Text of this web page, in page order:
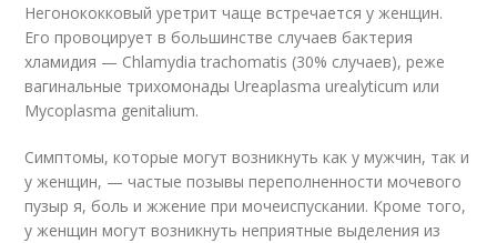
Негонококковый уретрит чаще встречается у женщин.
Его провоцирует в большинстве случаев бактерия
хламидия — Chlamydia trachomatis (30% случаев), реже
вагинальные трихомонады Ureaplasma urealyticum или
Mycoplasma genitalium.
Симптомы, которые могут возникнуть как у мужчин, так и
у женщин, — частые позывы переполненности мочевого
пузыр я, боль и жжение при мочеиспускании. Кроме того,
у женщин могут возникнуть неприятные выделения из